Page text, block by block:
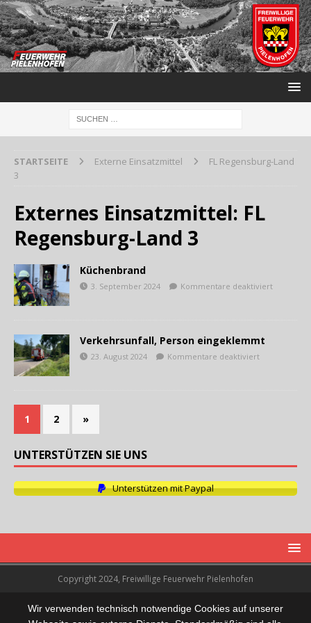
STARTSEITE Externe Einsatzmittel
FL Regensburg-Land
3
Externes Einsatzmittel: FL
Regensburg-Land 3
Küchenbrand
3. September 2024 Kommentare deaktiviert
Verkehrsunfall, Person eingeklemmt
23. August 2024 Kommentare deaktiviert
1 2 »
UNTERSTÜTZEN SIE UNS
Unterstützen mit Paypal
Copyright 2024, Freiwillige Feuerwehr Pielenhofen
Wir verwenden technisch notwendige Cookies auf unserer